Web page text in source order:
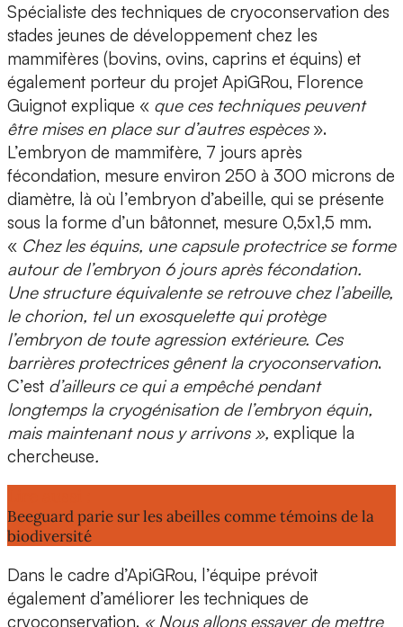
Spécialiste des techniques de cryoconservation des
stades jeunes de développement chez les
mammifères (bovins, ovins, caprins et équins) et
également porteur du projet ApiGRou, Florence
Guignot explique « que ces techniques peuvent
être mises en place sur d’autres espèces ».
L’embryon de mammifère, 7 jours après
fécondation, mesure environ 250 à 300 microns de
diamètre, là où l’embryon d’abeille, qui se présente
sous la forme d’un bâtonnet, mesure 0,5x1,5 mm.
« Chez les équins, une capsule protectrice se forme
autour de l’embryon 6 jours après fécondation.
Une structure équivalente se retrouve chez l’abeille,
le chorion, tel un exosquelette qui protège
l’embryon de toute agression extérieure. Ces
barrières protectrices gênent la cryoconservation.
C’est d’ailleurs ce qui a empêché pendant
longtemps la cryogénisation de l’embryon équin,
mais maintenant nous y arrivons », explique la
chercheuse.
Beeguard parie sur les abeilles comme témoins de la
biodiversité
Dans le cadre d’ApiGRou, l’équipe prévoit
également d’améliorer les techniques de
cryoconservation. « Nous allons essayer de mettre